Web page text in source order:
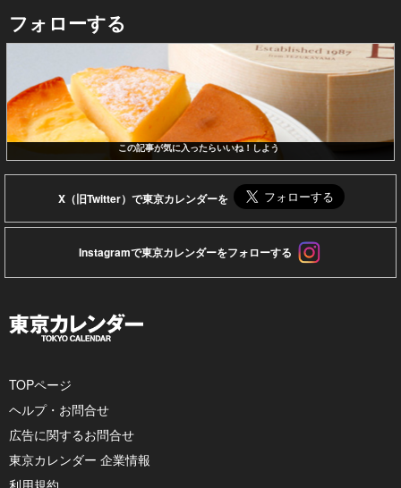
フォローする
この記事が気に入ったらいいね！しよう
X（旧Twitter）で東京カレンダーを
Instagramで東京カレンダーをフォローする
TOPページ
ヘルプ・お問合せ
広告に関するお問合せ
東京カレンダー 企業情報